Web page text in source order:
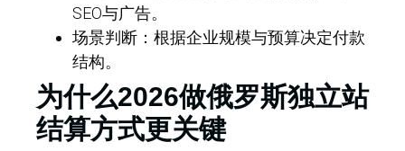
SEO与广告。
场景判断：根据企业规模与预算决定付款
结构。
为什么2026做俄罗斯独立站
结算方式更关键